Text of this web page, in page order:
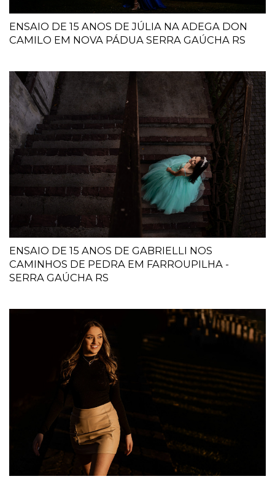
ENSAIO DE 15 ANOS DE JÚLIA NA ADEGA DON
CAMILO EM NOVA PÁDUA SERRA GAÚCHA RS
ENSAIO DE 15 ANOS DE GABRIELLI NOS
CAMINHOS DE PEDRA EM FARROUPILHA -
SERRA GAÚCHA RS